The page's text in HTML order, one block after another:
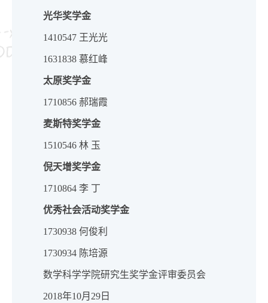
光华奖学金
1410547 王光光
1631838 慕红峰
太原奖学金
1710856 郝瑞霞
麦斯特奖学金
1510546 林 玉
倪天增奖学金
1710864 李 丁
优秀社会活动奖学金
1730938 何俊利
1730934 陈培源
数学科学学院研究生奖学金评审委员会
2018年10月29日